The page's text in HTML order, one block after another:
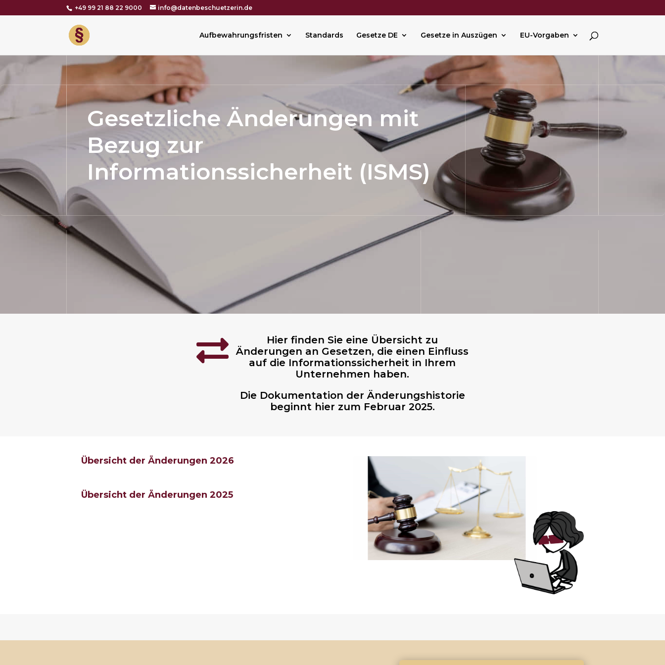
+49 99 21 88 22 9000 info@datenbeschuetzerin.de
Aufbewahrungsfristen Standards Gesetze DE Gesetze in Auszügen EU-Vorgaben
Gesetzliche Änderungen mit
Bezug zur
Informationssicherheit (ISMS)

Hier finden Sie eine Übersicht zu
Änderungen an Gesetzen, die einen Einfluss
auf die Informationssicherheit in Ihrem
Unternehmen haben.
Die Dokumentation der Änderungshistorie
beginnt hier zum Februar 2025.
Übersicht der Änderungen 2026
Übersicht der Änderungen 2025